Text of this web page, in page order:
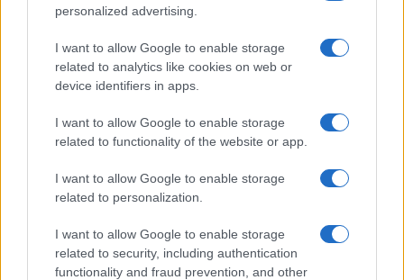
personalized advertising.
I want to allow Google to enable storage
related to analytics like cookies on web or
device identifiers in apps.
I want to allow Google to enable storage
related to functionality of the website or app.
I want to allow Google to enable storage
related to personalization.
I want to allow Google to enable storage
related to security, including authentication
functionality and fraud prevention, and other
Janeiro de
$
0,5121
$
0,4865
0,5121
Fevereiro
$
$
0,4732
$ 0,5915
$
Março de
$
$
0,5552
$ 0,7003
$
0,6277
12%
Abril de
$
0,6940
$
$ 0,7981
$
10%
Maio de
$
0,6454
$
0,6067
$ 0,7099
$
0,6583
-7%